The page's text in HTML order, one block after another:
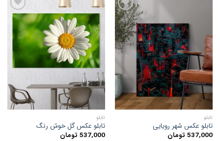
افزودن
به
علاقه
مندی
تابلو
تابلو عکس شهر رویایی
537,000 تومان
افزودن
به
علاقه
مندی
ها
تابلو
تابلو عکس گل خوش رنگ
537,000 تومان